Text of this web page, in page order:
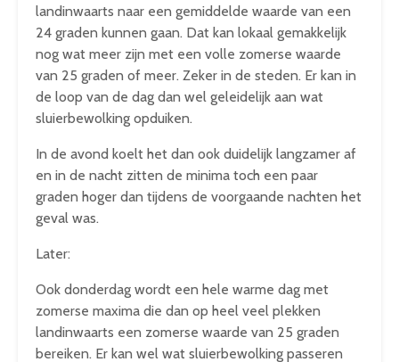
landinwaarts naar een gemiddelde waarde van een
24 graden kunnen gaan. Dat kan lokaal gemakkelijk
nog wat meer zijn met een volle zomerse waarde
van 25 graden of meer. Zeker in de steden. Er kan in
de loop van de dag dan wel geleidelijk aan wat
sluierbewolking opduiken.
In de avond koelt het dan ook duidelijk langzamer af
en in de nacht zitten de minima toch een paar
graden hoger dan tijdens de voorgaande nachten het
geval was.
Later:
Ook donderdag wordt een hele warme dag met
zomerse maxima die dan op heel veel plekken
landinwaarts een zomerse waarde van 25 graden
bereiken. Er kan wel wat sluierbewolking passeren